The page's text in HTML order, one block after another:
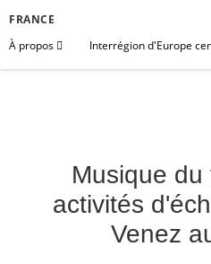
FRANCE
À propos
Interrégion d'Europe
Musique
activités
Venez